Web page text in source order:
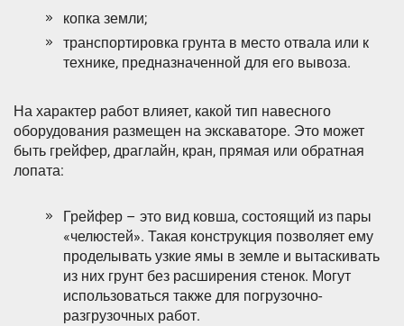
копка земли;
транспортировка грунта в место отвала или к
технике, предназначенной для его вывоза.
На характер работ влияет, какой тип навесного
оборудования размещен на экскаваторе. Это может
быть грейфер, драглайн, кран, прямая или обратная
лопата:
Грейфер – это вид ковша, состоящий из пары
«челюстей». Такая конструкция позволяет ему
проделывать узкие ямы в земле и вытаскивать
из них грунт без расширения стенок. Могут
использоваться также для погрузочно-
разгрузочных работ.